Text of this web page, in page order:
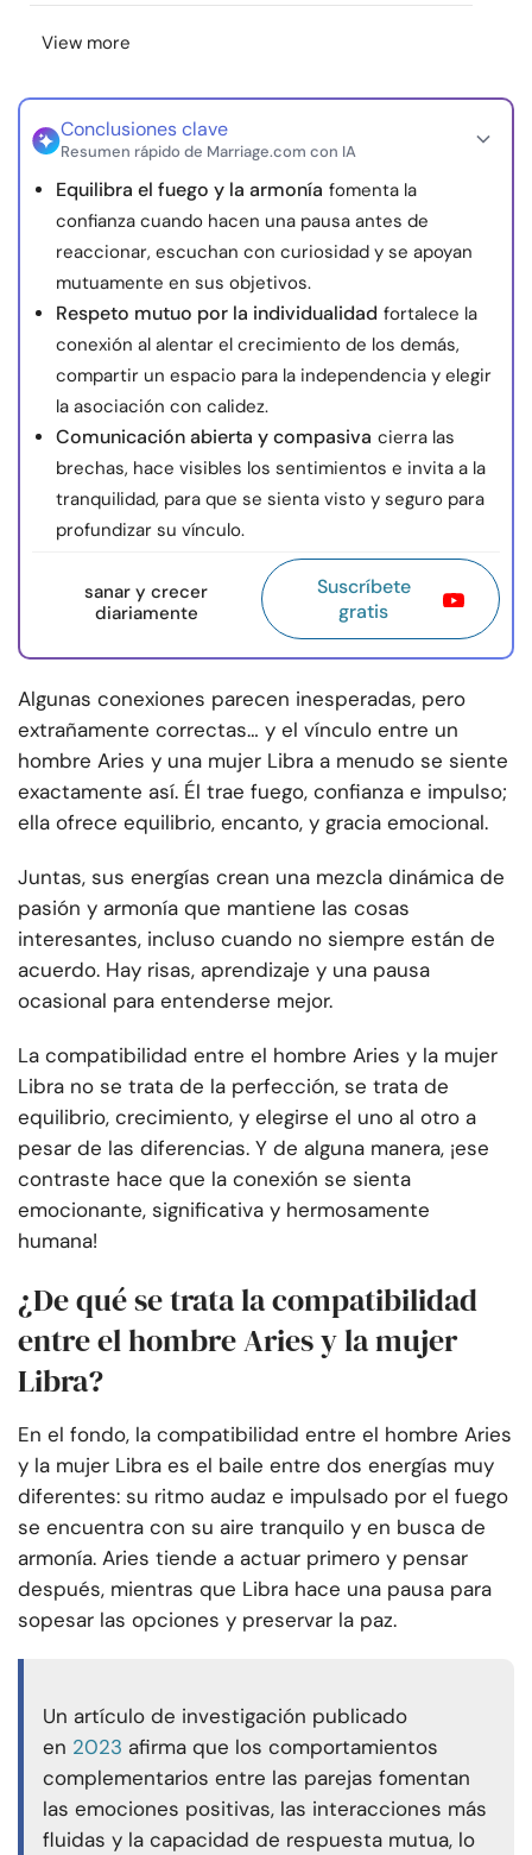
© Copyright 2026. Todos los derechos reservados.
View more
Conclusiones clave
Resumen rápido de Marriage.com con IA
Equilibra el fuego y la armonía fomenta la
confianza cuando hacen una pausa antes de
reaccionar, escuchan con curiosidad y se apoyan
mutuamente en sus objetivos.
Respeto mutuo por la individualidad fortalece la
conexión al alentar el crecimiento de los demás,
compartir un espacio para la independencia y elegir
la asociación con calidez.
Comunicación abierta y compasiva cierra las
brechas, hace visibles los sentimientos e invita a la
tranquilidad, para que se sienta visto y seguro para
profundizar su vínculo.
sanar y crecer
diariamente
Suscríbete
gratis
Algunas conexiones parecen inesperadas, pero
extrañamente correctas… y el vínculo entre un
hombre Aries y una mujer Libra a menudo se siente
exactamente así. Él trae fuego, confianza e impulso;
ella ofrece equilibrio, encanto, y gracia emocional.
Juntas, sus energías crean una mezcla dinámica de
pasión y armonía que mantiene las cosas
interesantes, incluso cuando no siempre están de
acuerdo. Hay risas, aprendizaje y una pausa
ocasional para entenderse mejor.
La compatibilidad entre el hombre Aries y la mujer
Libra no se trata de la perfección, se trata de
equilibrio, crecimiento, y elegirse el uno al otro a
pesar de las diferencias. Y de alguna manera, ¡ese
contraste hace que la conexión se sienta
emocionante, significativa y hermosamente
humana!
¿De qué se trata la compatibilidad
entre el hombre Aries y la mujer
Libra?
En el fondo, la compatibilidad entre el hombre Aries
y la mujer Libra es el baile entre dos energías muy
diferentes: su ritmo audaz e impulsado por el fuego
se encuentra con su aire tranquilo y en busca de
armonía. Aries tiende a actuar primero y pensar
después, mientras que Libra hace una pausa para
sopesar las opciones y preservar la paz.
Un artículo de investigación publicado
en 2023 afirma que los comportamientos
complementarios entre las parejas fomentan
las emociones positivas, las interacciones más
fluidas y la capacidad de respuesta mutua, lo